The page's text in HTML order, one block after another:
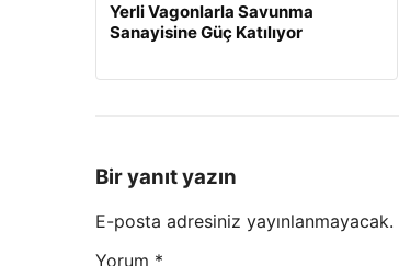
Yerli Vagonlarla Savunma
Sanayisine Güç Katılıyor
Bir yanıt yazın
E-posta adresiniz yayınlanmayacak.
Yorum *